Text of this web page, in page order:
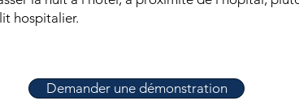
hospitalier.
Demander une démonstration